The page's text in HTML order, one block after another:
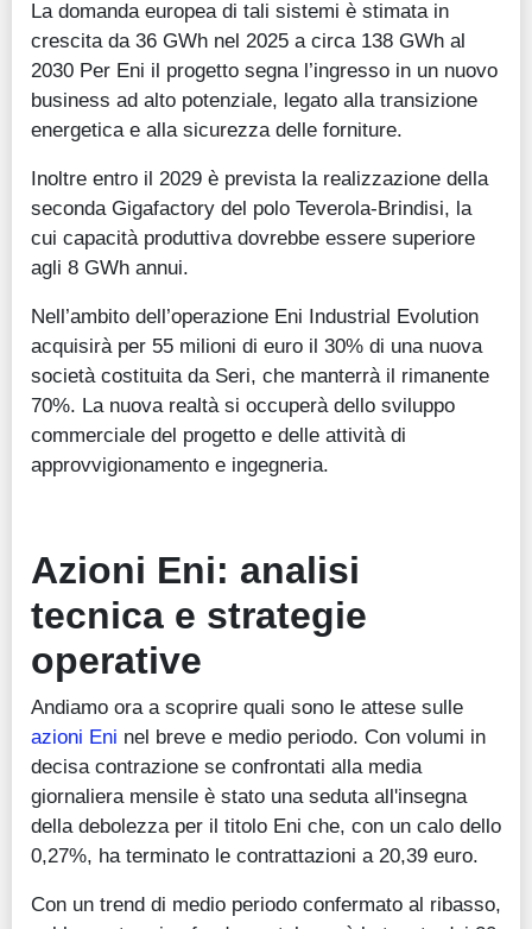
La domanda europea di tali sistemi è stimata in
crescita da 36 GWh nel 2025 a circa 138 GWh al
2030 Per Eni il progetto segna l’ingresso in un nuovo
business ad alto potenziale, legato alla transizione
energetica e alla sicurezza delle forniture.
Inoltre entro il 2029 è prevista la realizzazione della
seconda Gigafactory del polo Teverola-Brindisi, la
cui capacità produttiva dovrebbe essere superiore
agli 8 GWh annui.
Nell’ambito dell’operazione Eni Industrial Evolution
acquisirà per 55 milioni di euro il 30% di una nuova
società costituita da Seri, che manterrà il rimanente
70%. La nuova realtà si occuperà dello sviluppo
commerciale del progetto e delle attività di
approvvigionamento e ingegneria.
Azioni Eni: analisi
tecnica e strategie
operative
Andiamo ora a scoprire quali sono le attese sulle
azioni Eni nel breve e medio periodo. Con volumi in
decisa contrazione se confrontati alla media
giornaliera mensile è stato una seduta all'insegna
della debolezza per il titolo Eni che, con un calo dello
0,27%, ha terminato le contrattazioni a 20,39 euro.
Con un trend di medio periodo confermato al ribasso,